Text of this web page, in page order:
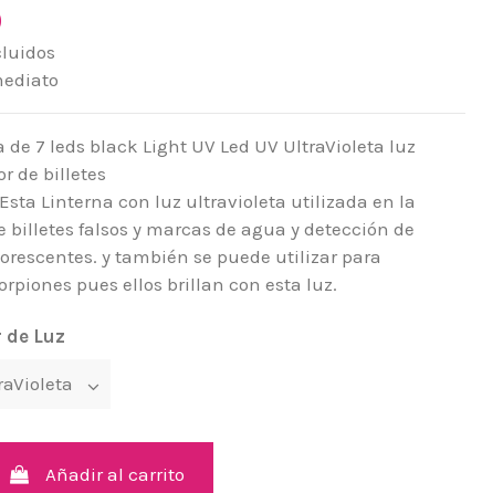
de 7 leds black Light UV Led UV UltraVioleta luz
de billetes
Linterna con luz ultravioleta utilizada en la
billetes falsos y marcas de agua y detección de
y también se puede utilizar para
pues ellos brillan con esta luz.
de Luz
Añadir al carrito